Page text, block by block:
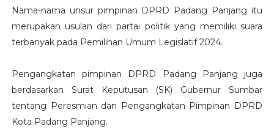
Nama-nama unsur pimpinan DPRD Padang Panjang itu
merupakan usulan dari partai politik yang memiliki suara
terbanyak pada Pemilihan Umum Legislatif 2024.
Pengangkatan pimpinan DPRD Padang Panjang juga
berdasarkan Surat Keputusan (SK) Gubernur Sumbar
tentang Peresmian dan Pengangkatan Pimpinan DPRD
Kota Padang Panjang.